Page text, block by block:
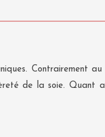
Contrairement
de la soie. Quant